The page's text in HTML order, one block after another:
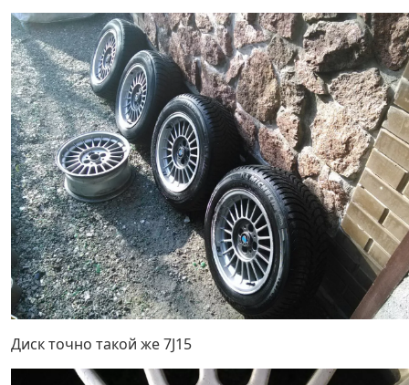
Диск точно такой же 7J15